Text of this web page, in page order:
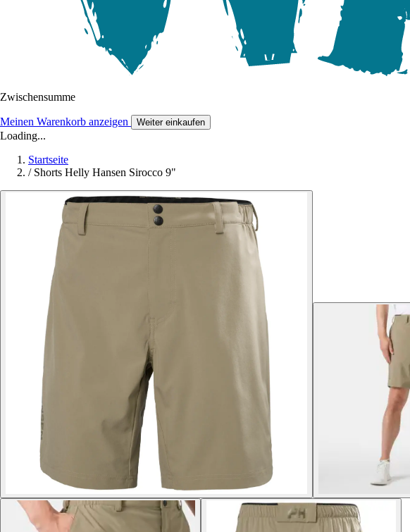
Zwischensumme
Meinen Warenkorb anzeigen Weiter einkaufen
Loading...
Startseite
/ Shorts Helly Hansen Sirocco 9"